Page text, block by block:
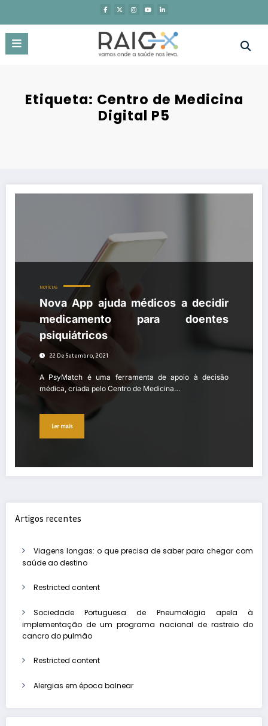
o
conteúdo
Etiqueta: Centro de Medicina
Digital P5
NOTÍCIAS
Nova App ajuda médicos a decidir
medicamento para doentes
psiquiátricos
22 De Setembro, 2021
A PsyMatch é uma ferramenta de apoio à decisão
médica, criada pelo Centro de Medicina…
Ler mais
Artigos recentes
Viagens longas: o que precisa de saber para chegar com
saúde ao destino
Restricted content
Sociedade Portuguesa de Pneumologia apela à
implementação de um programa nacional de rastreio do
cancro do pulmão
Restricted content
Alergias em época balnear